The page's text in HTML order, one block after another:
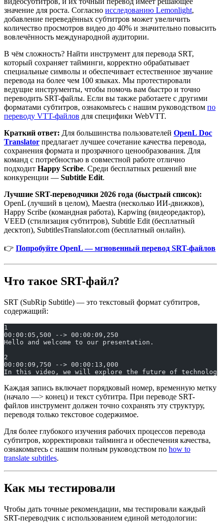
значение для роста. Согласно исследованию Lemonlight,
добавление переведённых субтитров может увеличить
количество просмотров видео до 40% и значительно повысить
вовлечённость международной аудитории.
В чём сложность? Найти инструмент для перевода SRT,
который сохраняет тайминги, корректно обрабатывает
специальные символы и обеспечивает естественное звучание
перевода на более чем 100 языках. Мы протестировали
ведущие инструменты, чтобы помочь вам быстро и точно
переводить SRT-файлы. Если вы также работаете с другими
форматами субтитров, ознакомьтесь с нашим руководством по
переводу VTT-файлов для специфики WebVTT.
Краткий ответ: Для большинства пользователей OpenL Doc
Translator предлагает лучшее сочетание качества перевода,
сохранения формата и прозрачного ценообразования. Для
команд с потребностью в совместной работе отлично
подходит Happy Scribe. Среди бесплатных решений вне
конкуренции — Subtitle Edit.
Лучшие SRT-переводчики 2026 года (быстрый список):
OpenL (лучший в целом), Maestra (несколько ИИ-движков),
Happy Scribe (командная работа), Kapwing (видеоредактор),
VEED (стилизация субтитров), Subtitle Edit (бесплатный
десктоп), SubtitlesTranslator.com (бесплатный онлайн).
👉 Попробуйте OpenL — мгновенный перевод SRT-файлов
Что такое SRT-файл?
SRT (SubRip Subtitle) — это текстовый формат субтитров,
содержащий:
1
00:00:05,500 --> 00:00:09,250
Hello and welcome to our presentation.
2
00:00:09,750 --> 00:00:13,000
In this video, we will explore the future of
Каждая запись включает порядковый номер, временную метку
(начало —> конец) и текст субтитра. При переводе SRT-
файлов инструмент должен точно сохранять эту структуру,
переводя только текстовое содержимое.
Для более глубокого изучения рабочих процессов перевода
субтитров, корректировки тайминга и обеспечения качества,
ознакомьтесь с нашим полным руководством по how to
translate subtitles.
Как мы тестировали
Чтобы дать точные рекомендации, мы тестировали каждый
SRT-переводчик с использованием единой методологии: